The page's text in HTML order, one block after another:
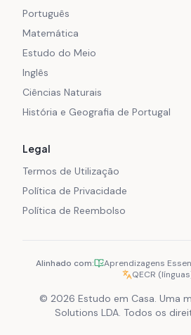
Português
Matemática
Estudo do Meio
Inglês
Ciências Naturais
História e Geografia de Portugal
Legal
Termos de Utilização
Política de Privacidade
Política de Reembolso
Alinhado com: Aprendizagens
QECR
© 2026 Estudo em Casa. Uma
Solutions LDA. Todos os